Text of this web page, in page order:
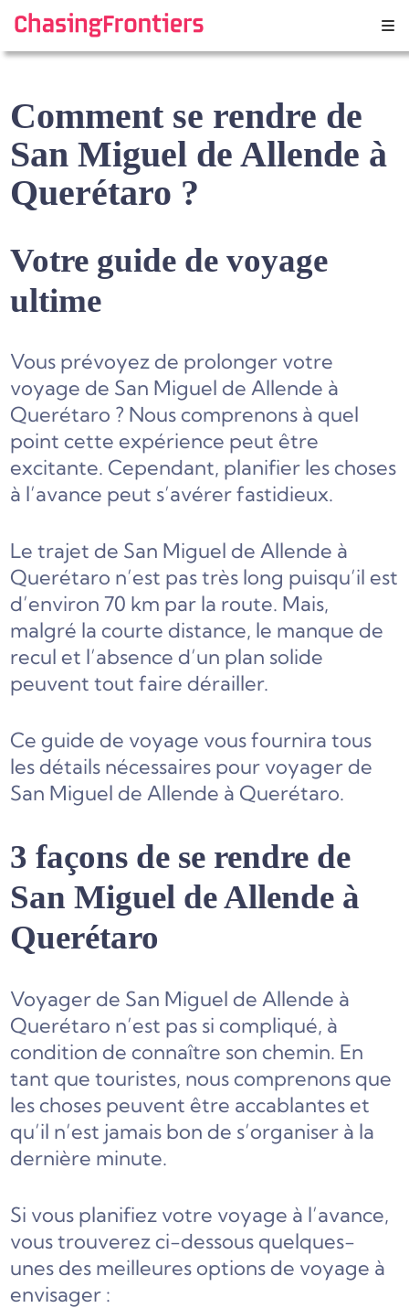
content
Comment se rendre de
San Miguel de Allende à
Querétaro ?
Votre guide de voyage
ultime
Vous prévoyez de prolonger votre
voyage de San Miguel de Allende à
Querétaro ? Nous comprenons à quel
point cette expérience peut être
excitante. Cependant, planifier les choses
à l’avance peut s’avérer fastidieux.
Le trajet de San Miguel de Allende à
Querétaro n’est pas très long puisqu’il est
d’environ 70 km par la route. Mais,
malgré la courte distance, le manque de
recul et l’absence d’un plan solide
peuvent tout faire dérailler.
Ce guide de voyage vous fournira tous
les détails nécessaires pour voyager de
San Miguel de Allende à Querétaro.
3 façons de se rendre de
San Miguel de Allende à
Querétaro
Voyager de San Miguel de Allende à
Querétaro n’est pas si compliqué, à
condition de connaître son chemin. En
tant que touristes, nous comprenons que
les choses peuvent être accablantes et
qu’il n’est jamais bon de s’organiser à la
dernière minute.
Si vous planifiez votre voyage à l’avance,
vous trouverez ci-dessous quelques-
unes des meilleures options de voyage à
envisager :